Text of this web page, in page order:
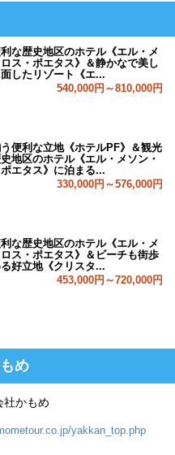
な歴史地区のホテル《エル・メ
ス・ポエタス》＆静かなで美し
したリゾート《エ...
540,000円～810,000円
便利な立地《ホテルPF》＆観光
地区のホテル《エル・メソン・
エタス》に泊まる...
330,000円～576,000円
な歴史地区のホテル《エル・メ
ス・ポエタス》＆ビーチも街歩
好立地《クリスタ...
453,000円～720,000円
め
社かもめ
yakkan_top.php